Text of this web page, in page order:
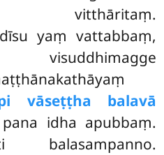
vitthāritaṃ.
yaṃ vattabbaṃ,
vāseṭṭha balavā
idha apubbaṃ.
balasampanno.